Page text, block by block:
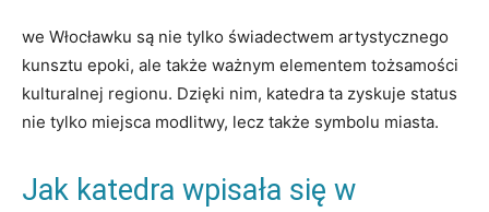
we‌ Włocławku są ‍nie ​tylko świadectwem ‌artystycznego
kunsztu epoki, ale także ważnym ⁣elementem tożsamości
kulturalnej regionu. Dzięki‌ nim, katedra ta ⁢zyskuje status
nie tylko miejsca⁤ modlitwy,⁣ lecz także‍ symbolu miasta.
Jak katedra wpisała się w